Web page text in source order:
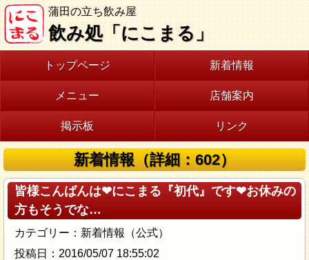
蒲田の立ち飲み屋
飲み処「にこまる」
トップページ 新着情報
メニュー 店舗案内
掲示板 リンク
新着情報（詳細：602）
皆様こんばんは❤にこまる『初代』です❤お休みの
方もそうでな…
カテゴリー：新着情報（公式）
投稿日：2016/05/07 18:55:02